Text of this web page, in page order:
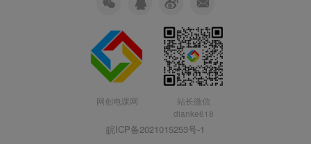
网创电课网
站长微信
dianke618
皖ICP备2021015253号-1